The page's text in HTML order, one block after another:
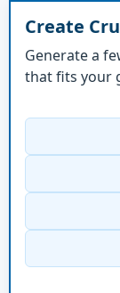
Create
Generate a
that fits your